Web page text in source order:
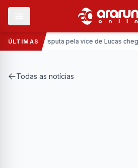
ÚLTIMAS
Política:Disputa pela vice de Lucas chega
Todas as notícias